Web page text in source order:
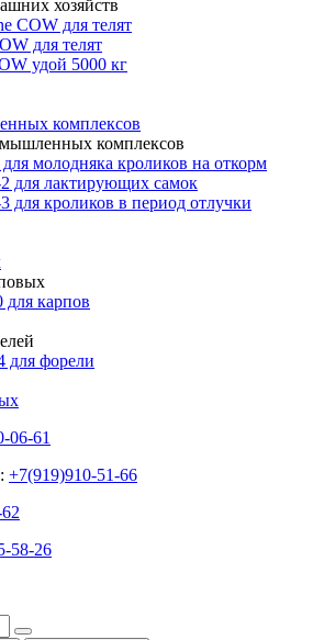
хозяйств
COW для телят
для телят
удой 5000 кг
комплексов
комплексов
молодняка кроликов на откорм
для лактирующих самок
для кроликов в период отлучки
карпов
для форели
06-61
+7(919)910-51-66
58-26